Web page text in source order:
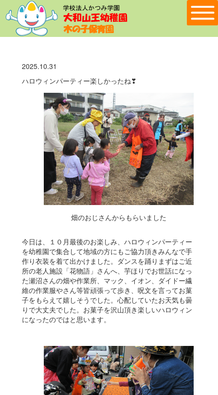
2025.10.31
ハロウィンパーティー楽しかったね❣
畑のおじさんからもらいました
今日は、１０月最後のお楽しみ、ハロウィンパーティー
を幼稚園で集合して地域の方にもご協力頂きみんなで手
作り衣装を着て出かけました。ダンスを踊りまずはご近
所の老人施設「花物語」さんへ、芋ほりでお世話になっ
た瀬沼さんの畑や作業所、マック、イオン、ダイドー繊
維の作業服やさん等皆頑張って歩き、呪文を言ってお菓
子をもらえて嬉しそうでした。心配していたお天気も曇
りで大丈夫でした。お菓子を沢山頂き楽しいハロウィン
になったのではと思います。